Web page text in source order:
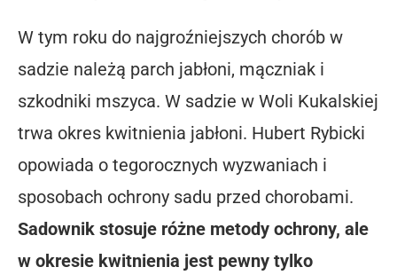
W tym roku do najgroźniejszych chorób w
sadzie należą parch jabłoni, mączniak i
szkodniki mszyca. W sadzie w Woli Kukalskiej
trwa okres kwitnienia jabłoni. Hubert Rybicki
opowiada o tegorocznych wyzwaniach i
sposobach ochrony sadu przed chorobami.
Sadownik stosuje różne metody ochrony, ale
w okresie kwitnienia jest pewny tylko